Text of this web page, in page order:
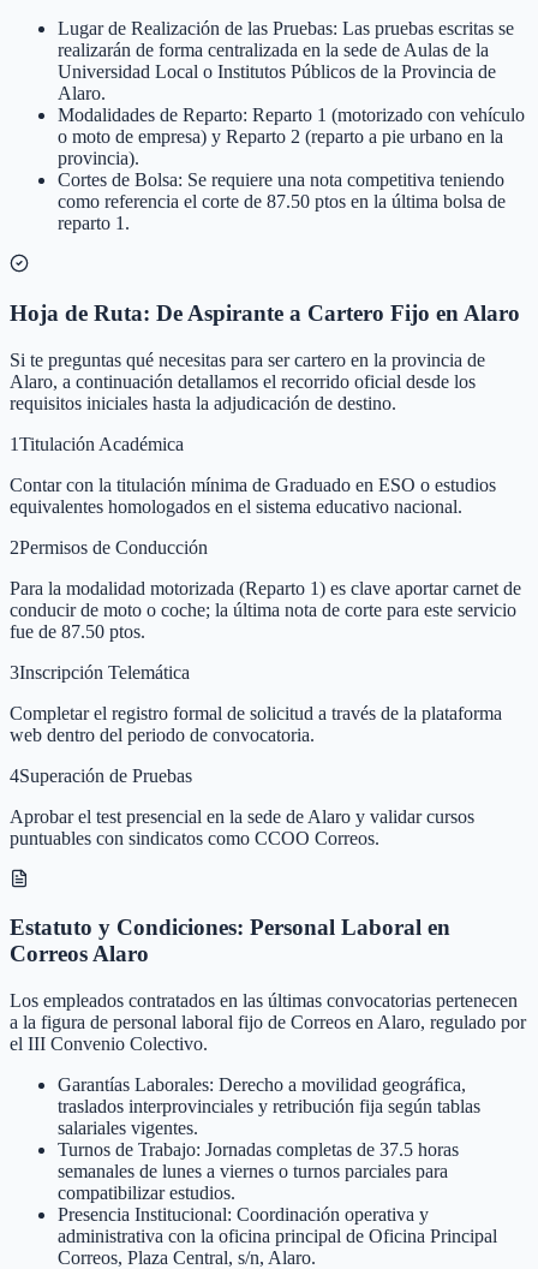
Lugar de Realización de las Pruebas: Las pruebas escritas se
realizarán de forma centralizada en la sede de Aulas de la
Universidad Local o Institutos Públicos de la Provincia de
Alaro.
Modalidades de Reparto: Reparto 1 (motorizado con vehículo
o moto de empresa) y Reparto 2 (reparto a pie urbano en la
provincia).
Cortes de Bolsa: Se requiere una nota competitiva teniendo
como referencia el corte de 87.50 ptos en la última bolsa de
reparto 1.
Hoja de Ruta: De Aspirante a Cartero Fijo en Alaro
Si te preguntas qué necesitas para ser cartero en la provincia de
Alaro, a continuación detallamos el recorrido oficial desde los
requisitos iniciales hasta la adjudicación de destino.
1Titulación Académica
Contar con la titulación mínima de Graduado en ESO o estudios
equivalentes homologados en el sistema educativo nacional.
2Permisos de Conducción
Para la modalidad motorizada (Reparto 1) es clave aportar carnet de
conducir de moto o coche; la última nota de corte para este servicio
fue de 87.50 ptos.
3Inscripción Telemática
Completar el registro formal de solicitud a través de la plataforma
web dentro del periodo de convocatoria.
4Superación de Pruebas
Aprobar el test presencial en la sede de Alaro y validar cursos
puntuables con sindicatos como CCOO Correos.
Estatuto y Condiciones: Personal Laboral en
Correos Alaro
Los empleados contratados en las últimas convocatorias pertenecen
a la figura de personal laboral fijo de Correos en Alaro, regulado por
el III Convenio Colectivo.
Garantías Laborales: Derecho a movilidad geográfica,
traslados interprovinciales y retribución fija según tablas
salariales vigentes.
Turnos de Trabajo: Jornadas completas de 37.5 horas
semanales de lunes a viernes o turnos parciales para
compatibilizar estudios.
Presencia Institucional: Coordinación operativa y
administrativa con la oficina principal de Oficina Principal
Correos, Plaza Central, s/n, Alaro.